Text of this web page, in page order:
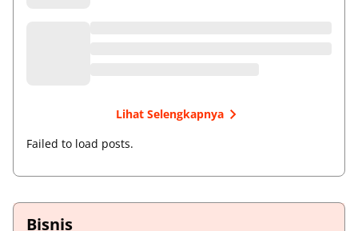
Lihat Selengkapnya
Failed to load posts.
Bisnis